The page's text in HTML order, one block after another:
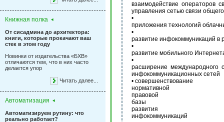
Книжная полка
От сисадмина до архитектора:
книги, которые прокачают ваш
стек в этом году
Новинки от издательства «БХВ»
отличаются тем, что в них часто
делается упор
Читать далее...
Автоматизация
Автоматизируем рутину: что
реально работает?
взаимодействие операторов
управления сетью связи
•
приложения технологий
•
развитие инфокоммуникаций в
•
развитие мобильного
•
расширение международного
инфокоммуникационных сетей
• совершенствование
нормативной
правовой
базы
развития
инфокоммуникаций